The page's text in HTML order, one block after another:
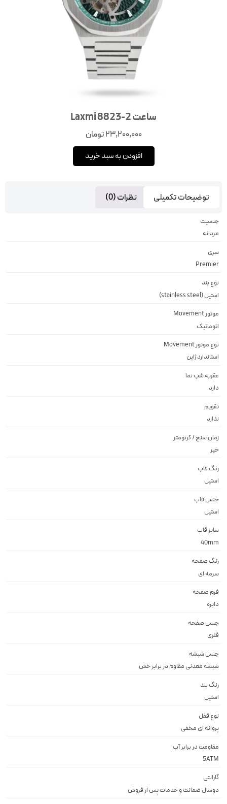
ساعت Laxmi 8823-2
23,200,000تومان
افزودن به سبد خرید
توضیحات تکمیلی نظرات (0)
جنسیت
مردانه
سری
Premier
نوع بند
استیل (stainless steel)
موتور Movement
اتوماتیک
نوع موتور Movement
استاندارد ژاپن
عقربه شب نما
دارد
تقویم
ندارد
زمان سنج / کرنومتر
خیر
رنگ قاب
استيل
جنس قاب
استيل
سایز قاب
40mm
رنگ صفحه
سرمه اى
فرم صفحه
دايره
جنس صفحه
فلزى
جنس شیشه
شيشه معدنى مقاوم در برابر خش
رنگ بند
استيل
نوع قفل
پروانه اى مخفى
مقاومت در برابر آب
5ATM
گارانتی
دوسال ضمانت و خدمات پس از فروش